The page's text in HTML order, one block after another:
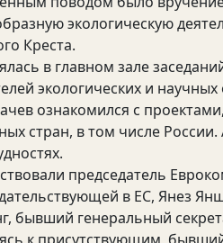
экологическую
Креста.
в главном зале
экологических и
ознакомился с
стран, в том числе
председатель
в ЕС, Янез
бывший генеральный